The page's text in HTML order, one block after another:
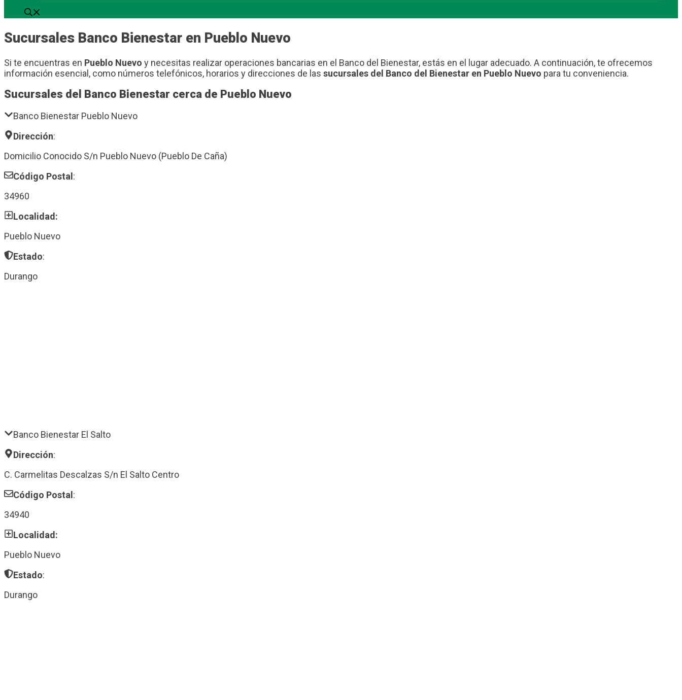
Sucursales Banco Bienestar en Pueblo Nuevo
Si te encuentras en Pueblo Nuevo y necesitas realizar operaciones bancarias en el Banco del Bienestar, estás en el lugar adecuado. A continuación, te ofrecemos
información esencial, como números telefónicos, horarios y direcciones de las sucursales del Banco del Bienestar en Pueblo Nuevo para tu conveniencia.
Sucursales del Banco Bienestar cerca de Pueblo Nuevo
Banco Bienestar Pueblo Nuevo
Dirección:
Domicilio Conocido S/n Pueblo Nuevo (Pueblo De Caña)
Código Postal:
34960
Localidad:
Pueblo Nuevo
Estado:
Durango
Banco Bienestar El Salto
Dirección:
C. Carmelitas Descalzas S/n El Salto Centro
Código Postal:
34940
Localidad:
Pueblo Nuevo
Estado:
Durango